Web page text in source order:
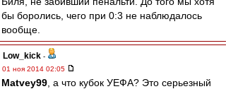
бы боролись, чего при 0:3 не наблюдалось
вообще.
Low_kick -
01 ноя 2014 02:05
Matvey99 , а что кубок УЕФА? Это серьезный